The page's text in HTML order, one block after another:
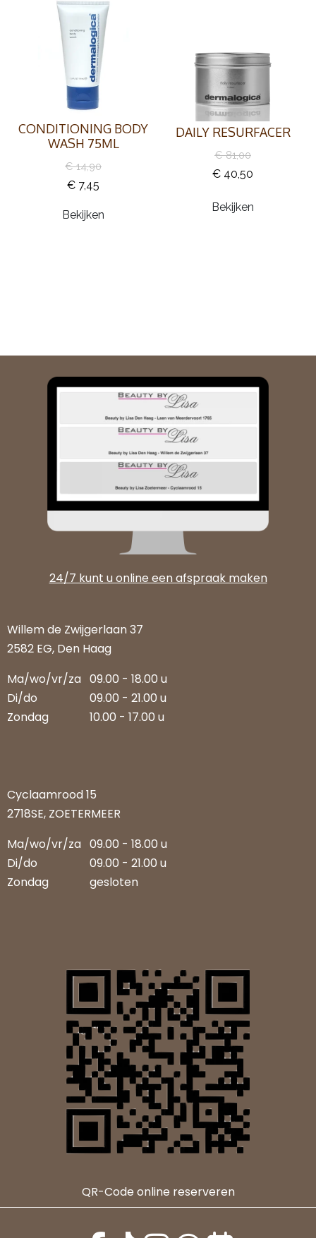
CONDITIONING BODY
WASH 75ML
€ 14,90
€ 7,45
Bekijken
DAILY RESURFACER
€ 81,00
€ 40,50
Bekijken
24/7 kunt u online een afspraak maken
Willem de Zwijgerlaan 37
2582 EG, Den Haag
Ma/wo/vr/za 09.00 - 18.00 u
Di/do
09.00 - 21.00 u
Zondag
10.00 - 17.00 u
Cyclaamrood 15
2718SE, ZOETERMEER
Ma/wo/vr/za 09.00 - 18.00 u
Di/do
09.00 - 21.00 u
Zondag
gesloten
QR-Code online reserveren